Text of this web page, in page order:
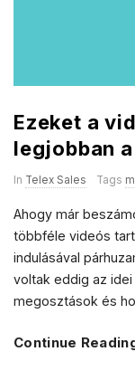
Ezeket a
legjobban
In Telex Sales Tags
Ahogy már
többféle videós
indulásával
voltak eddig az
megosztások és
Continue